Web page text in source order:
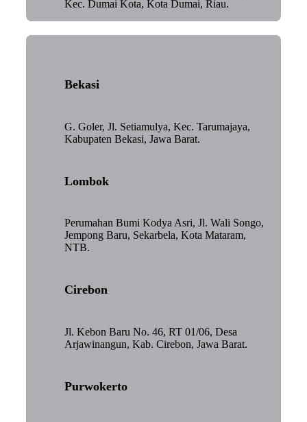
Kec. Dumai Kota, Kota Dumai, Riau.
Bekasi
G. Goler, Jl. Setiamulya, Kec. Tarumajaya,
Kabupaten Bekasi, Jawa Barat.
Lombok
Perumahan Bumi Kodya Asri, Jl. Wali Songo,
Jempong Baru, Sekarbela, Kota Mataram,
NTB.
Cirebon
Jl. Kebon Baru No. 46, RT 01/06, Desa
Arjawinangun, Kab. Cirebon, Jawa Barat.
Purwokerto